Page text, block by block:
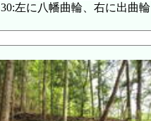
30:左に八幡曲輪、右に出曲輪